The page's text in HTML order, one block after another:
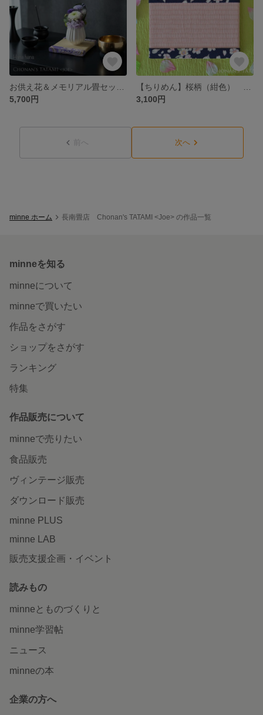
5,700円
3,100円
前へ 次へ
minne ホーム 長南畳店 Chonan's TATAMI <Joe> の作品一覧
minneを知る
minneについて
minneで買いたい
作品をさがす
ショップをさがす
ランキング
特集
作品販売について
minneで売りたい
食品販売
ヴィンテージ販売
ダウンロード販売
minne PLUS
minne LAB
販売支援企画・イベント
読みもの
minneとものづくりと
minne学習帖
ニュース
minneの本
企業の方へ